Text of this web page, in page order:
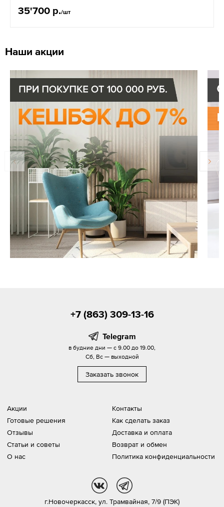
35'700 р./шт
Наши акции
Акции
Готовые решения
Отзывы
Статьи и советы
О нас
Контакты
Как сделать заказ
Доставка и оплата
Возврат и обмен
Политика конфиденциальности
+7 (863) 309-13-16
Telegram
в будние дни — с 9.00 до 19.00,
Сб, Вс — выходной
Заказать звонок
г.Новочеркасск, ул. Трамвайная, 7/9 (ПЭК)